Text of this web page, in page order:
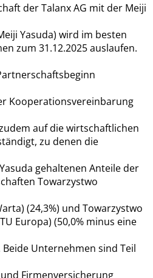
der Talanx AG mit der Meiji
Yasuda) wird im besten
zum 31.12.2025 auslaufen.
Kooperationsvereinbarung
auf die wirtschaftlichen
zu denen die
gehaltenen Anteile der
Towarzystwo
(24,3%) und Towarzystwo
Europa) (50,0% minus eine
Unternehmen sind Teil
Firmenversicherung